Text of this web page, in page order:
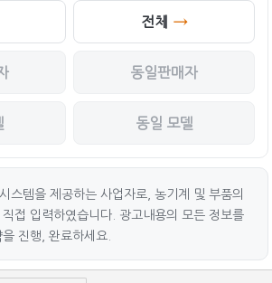
전체
동일판매자
동일 모델
스템을 제공하는 사업자로, 농기계 및 부품의
접 입력하였습니다. 광고내용의 모든 정보를
진행, 완료하세요.